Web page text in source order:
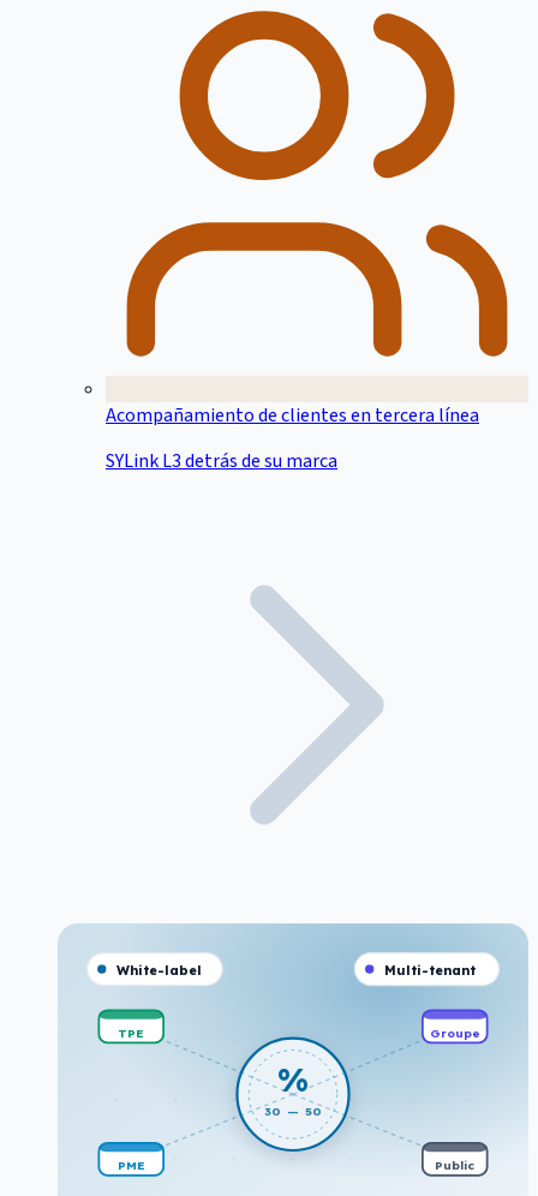
Acompañamiento de clientes en tercera línea
SYLink L3 detrás de su marca
%
30 — 50
TPE
PME
Groupe
Public
White-label Multi-tenant